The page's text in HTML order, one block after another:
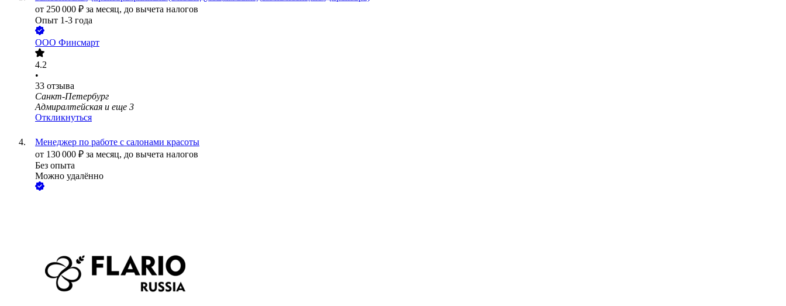
от 250 000 ₽ за месяц, до вычета налогов
Опыт 1-3 года
ООО Финсмарт
4.2
•
33 отзыва
Санкт-Петербург
Адмиралтейская и еще 3
Откликнуться
Менеджер по работе с салонами красоты
от 130 000 ₽ за месяц, до вычета налогов
Без опыта
Можно удалённо